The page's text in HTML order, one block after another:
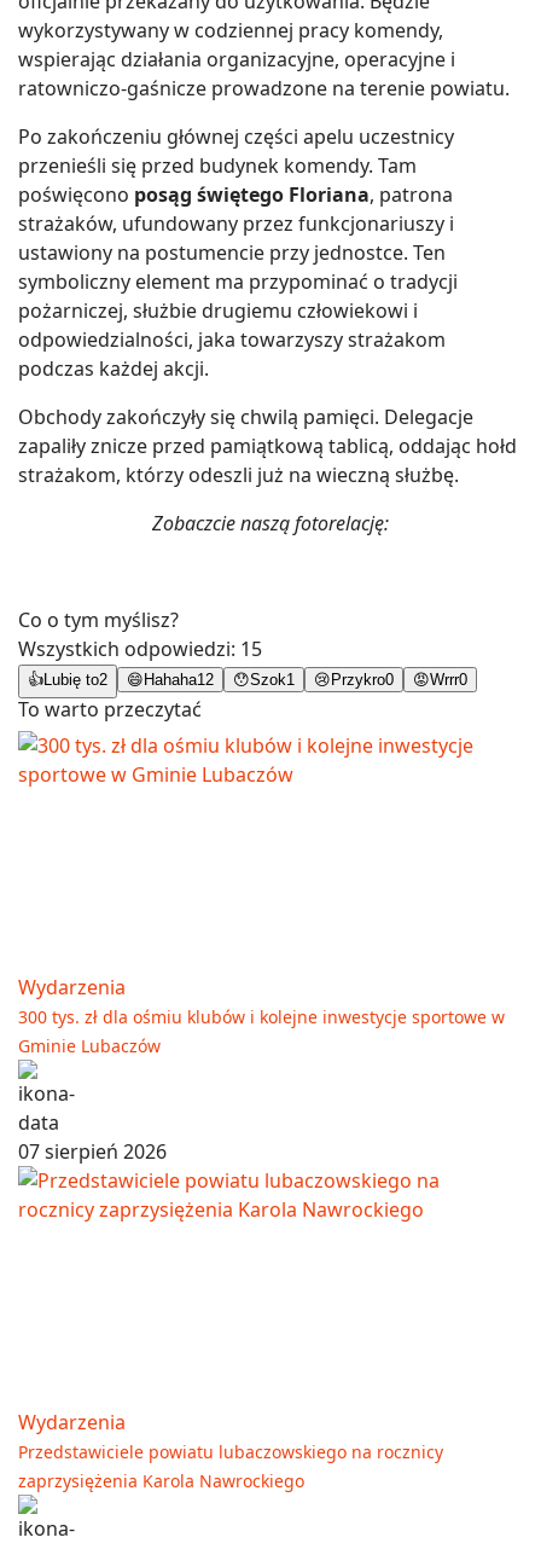
wykorzystywany w codziennej pracy komendy,
wspierając działania organizacyjne, operacyjne i
ratowniczo-gaśnicze prowadzone na terenie powiatu.
Po zakończeniu głównej części apelu uczestnicy
przenieśli się przed budynek komendy. Tam
poświęcono posąg świętego Floriana, patrona
strażaków, ufundowany przez funkcjonariuszy i
ustawiony na postumencie przy jednostce. Ten
symboliczny element ma przypominać o tradycji
pożarniczej, służbie drugiemu człowiekowi i
odpowiedzialności, jaka towarzyszy strażakom
podczas każdej akcji.
Obchody zakończyły się chwilą pamięci. Delegacje
zapaliły znicze przed pamiątkową tablicą, oddając hołd
strażakom, którzy odeszli już na wieczną służbę.
Zobaczcie naszą fotorelację:
Co o tym myślisz?
Wszystkich odpowiedzi: 15
👍 Lubię to2 😄 Hahaha12 😯Szok1 😢 Przykro0 😡Wrrr0
To warto przeczytać
Wydarzenia
300 tys. zł dla ośmiu klubów i kolejne inwestycje sportowe w
Gminie Lubaczów
07 sierpień 2026
Wydarzenia
Przedstawiciele powiatu lubaczowskiego na rocznicy
zaprzysiężenia Karola Nawrockiego